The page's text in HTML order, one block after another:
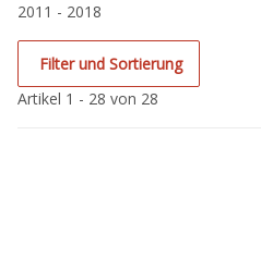
2011 - 2018
Filter und Sortierung
Artikel 1 - 28 von 28